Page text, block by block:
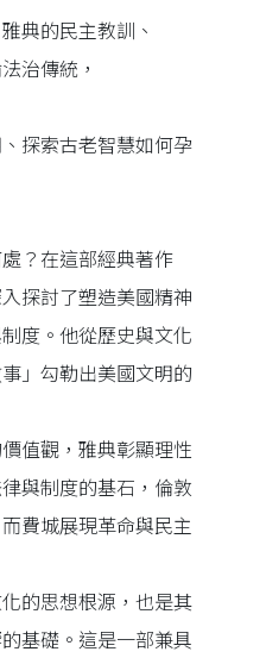
典的民主教訓、
治傳統，
探索古老智慧如何孕
？在這部經典著作
探討了塑造美國精神
度。他從歷史與文化
」勾勒出美國文明的
值觀，雅典彰顯理性
與制度的基石，倫敦
費城展現革命與民主
的思想根源，也是其
基礎。這是一部兼具